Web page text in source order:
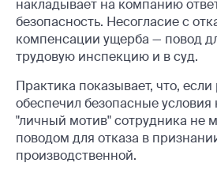
накладывает на компанию
безопасность. Несогласие с
компенсации ущерба — повод
трудовую инспекцию и в суд.
Практика показывает, что, если
обеспечил безопасные
"личный мотив" сотрудника не
поводом для отказа в
производственной.